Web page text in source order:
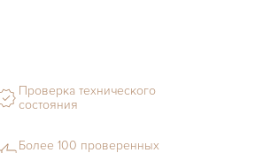
Проверка технического
состояния
Более 100 проверенных